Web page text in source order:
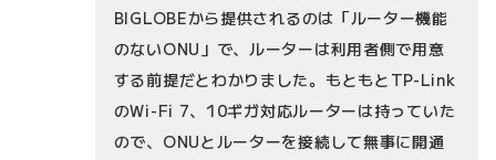
BIGLOBEから提供されるのは「ルーター機能
のないONU」で、ルーターは利用者側で用意
する前提だとわかりました。もともとTP-Link
のWi-Fi 7、10ギガ対応ルーターは持っていた
ので、ONUとルーターを接続して無事に開通